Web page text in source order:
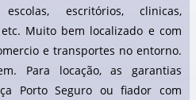
escritórios, clinicas,
Muito bem localizado e com
e transportes no entorno.
Para locação, as garantias
Porto Seguro ou fiador com